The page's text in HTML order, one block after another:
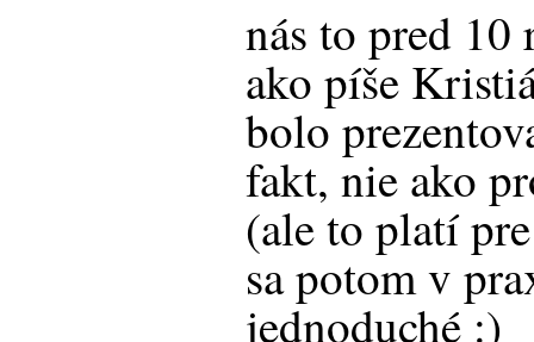
nás to pred
ako píše
bolo
fakt, nie ako
(ale to platí
sa potom v
jednoduché :)